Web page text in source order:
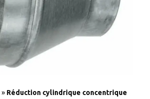
» Réduction cylindrique concentrique